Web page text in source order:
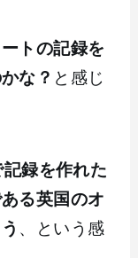
トの記録を
な？ と感じ
録を作れた
る英国のオ
、という感